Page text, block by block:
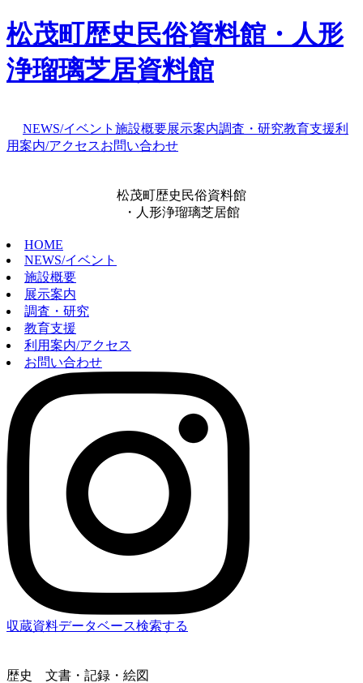
松茂町歴史民俗資料館・人形
浄瑠璃芝居資料館
NEWS/イベント 施設概要展示案内調査・研究教育支援利
用案内/アクセスお問い合わせ
松茂町歴史民俗資料館
・人形浄瑠璃芝居館
HOME
NEWS/イベント
施設概要
展示案内
調査・研究
教育支援
利用案内/アクセス
お問い合わせ
収蔵資料データベース検索する
歴史
文書・記録・絵図